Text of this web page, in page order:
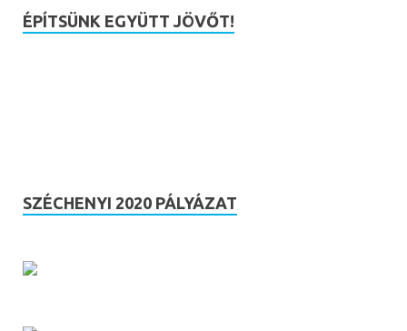
ÉPÍTSÜNK EGYÜTT JÖVŐT!
SZÉCHENYI 2020 PÁLYÁZAT